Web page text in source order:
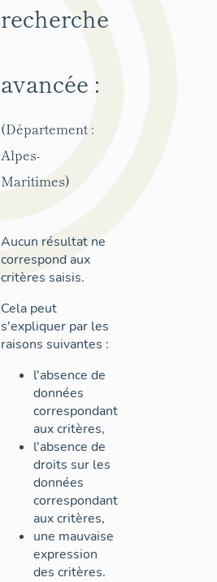
recherche
avancée :
(Département :
Alpes-
Maritimes)
Aucun résultat ne
correspond aux
critères saisis.
Cela peut
s'expliquer par les
raisons suivantes :
l'absence de
données
correspondant
aux critères,
l'absence de
droits sur les
données
correspondant
aux critères,
une mauvaise
expression
des critères.